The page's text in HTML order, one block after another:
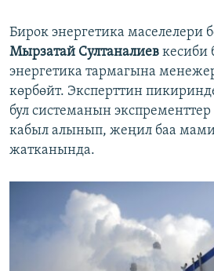
Бирок энергетика маселелери
Мырзатай Султаналиев кесиби
энергетика тармагына
көрбөйт. Эксперттин
бул системанын
кабыл алынып, жеңил баа
жатканында.